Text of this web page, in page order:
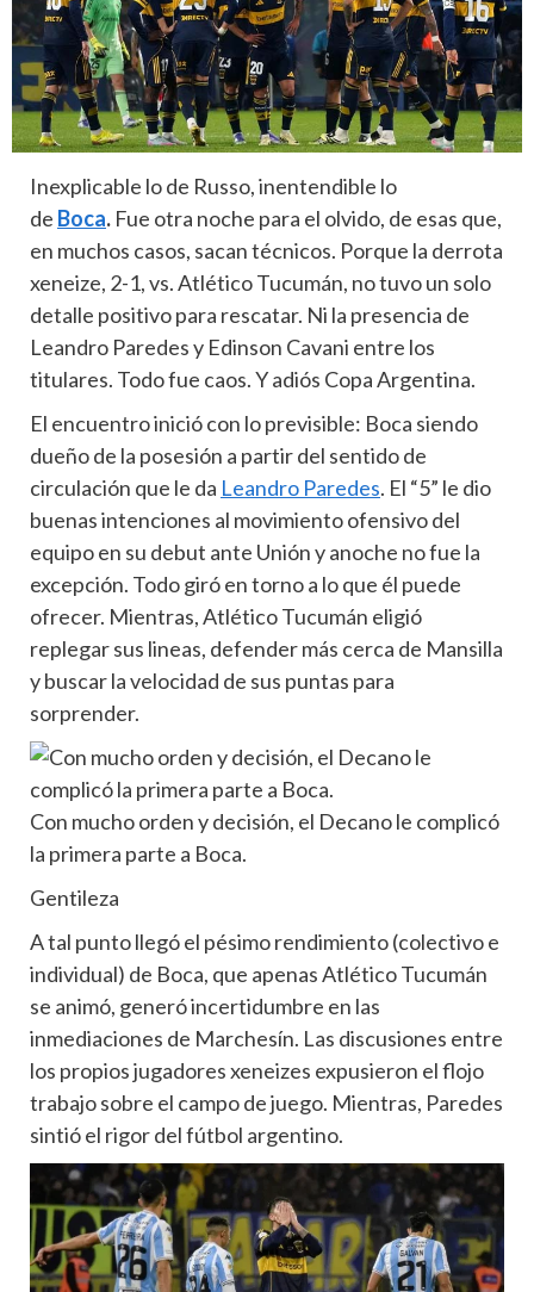
Inexplicable lo de Russo, inentendible lo
de Boca. Fue otra noche para el olvido, de esas que,
en muchos casos, sacan técnicos. Porque la derrota
xeneize, 2-1, vs. Atlético Tucumán, no tuvo un solo
detalle positivo para rescatar. Ni la presencia de
Leandro Paredes y Edinson Cavani entre los
titulares. Todo fue caos. Y adiós Copa Argentina.
El encuentro inició con lo previsible: Boca siendo
dueño de la posesión a partir del sentido de
circulación que le da Leandro Paredes. El “5” le dio
buenas intenciones al movimiento ofensivo del
equipo en su debut ante Unión y anoche no fue la
excepción. Todo giró en torno a lo que él puede
ofrecer. Mientras, Atlético Tucumán eligió
replegar sus lineas, defender más cerca de Mansilla
y buscar la velocidad de sus puntas para
sorprender.
Con mucho orden y decisión, el Decano le complicó
la primera parte a Boca.
Gentileza
A tal punto llegó el pésimo rendimiento (colectivo e
individual) de Boca, que apenas Atlético Tucumán
se animó, generó incertidumbre en las
inmediaciones de Marchesín. Las discusiones entre
los propios jugadores xeneizes expusieron el flojo
trabajo sobre el campo de juego. Mientras, Paredes
sintió el rigor del fútbol argentino.